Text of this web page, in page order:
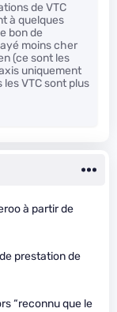
de VTC
à quelques
bon de
moins cher
(ce sont les
uniquement
VTC sont plus
à partir de
prestation de
“reconnu que le